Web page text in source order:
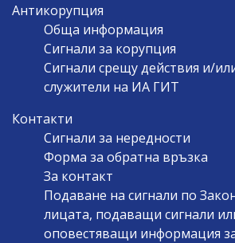
Антикорупция
Обща информация
Сигнали за корупция
Сигнали срещу действия и/
служители на ИА ГИТ
Контакти
Сигнали за нередности
Форма за обратна връзка
За контакт
Подаване на сигнали по
лицата, подаващи сигнали
оповестяващи информация